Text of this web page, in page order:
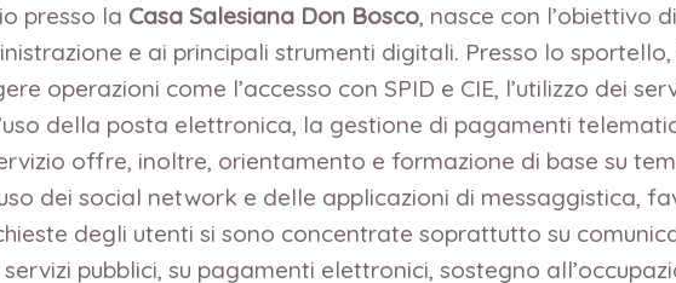
presso la Casa Salesiana Don Bosco, nasce con l’obiettivo
e ai principali strumenti digitali. Presso lo
operazioni come l’accesso con SPID e CIE, l’utilizzo dei
della posta elettronica, la gestione di pagamenti
offre, inoltre, orientamento e formazione di base su
dei social network e delle applicazioni di messaggistica,
degli utenti si sono concentrate soprattutto su
pubblici, su pagamenti elettronici, sostegno